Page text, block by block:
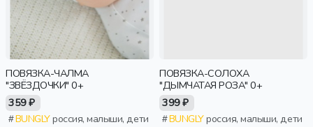
ПОВЯЗКА-ЧАЛМА
"ЗВЁЗДОЧКИ" 0+
359 ₽
BUNGLYроссия, малыши, дети
ПОВЯЗКА-СОЛОХА
"ДЫМЧАТАЯ РОЗА" 0+
399 ₽
BUNGLYроссия, малыши, дети